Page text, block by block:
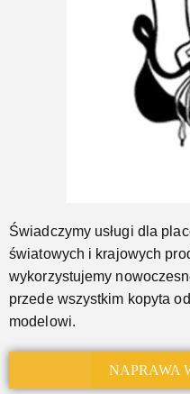
Świadczymy usługi dla
światowych i krajowych
wykorzystujemy
przede wszystkim kopyta
modelowi.
NAPRAWA